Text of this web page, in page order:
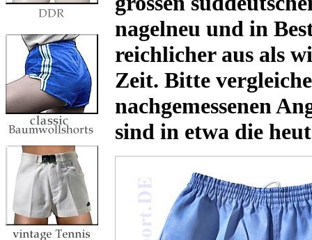
nagelneu und in
reichlicher aus als
Zeit. Bitte
nachgemessenen
sind in etwa die